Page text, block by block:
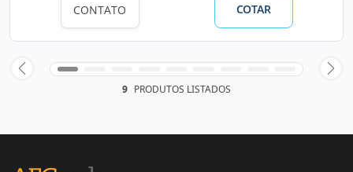
CONTATO COTAR
9 PRODUTOS LISTADOS